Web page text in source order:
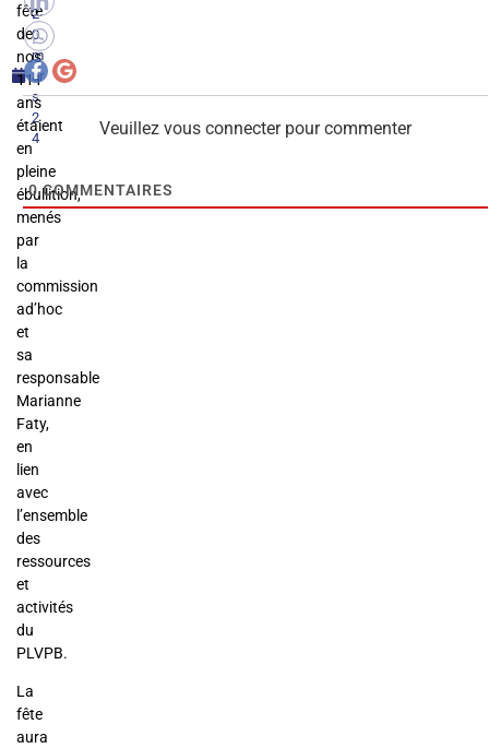
2
0
m
ar
s
2
4
fête
de
nos
111
ans
étaient
en
pleine
ébullition,
menés
par
la
commission
ad’hoc
et
sa
responsable
Marianne
Faty,
en
lien
avec
l’ensemble
des
ressources
et
activités
du
PLVPB.
La
fête
aura
Veuillez vous connecter pour commenter
0COMMENTAIRES